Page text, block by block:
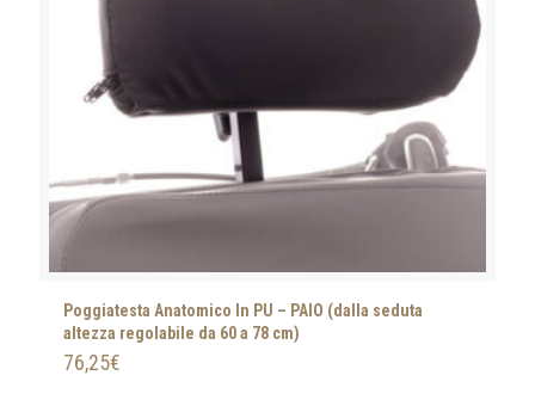
Poggiatesta Anatomico In PU – PAIO (dalla seduta
altezza regolabile da 60 a 78 cm)
76,25€